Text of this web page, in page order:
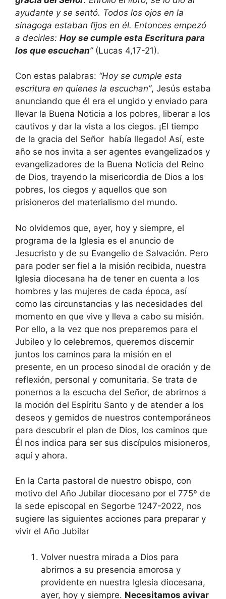
ayudante y se sentó. Todos los ojos en la
sinagoga estaban fijos en él. Entonces empezó
a decirles: Hoy se cumple esta Escritura para
los que escuchan”(Lucas 4,17-21).
Con estas palabras: “Hoy se cumple esta
escritura en quienes la escuchan”, Jesús estaba
anunciando que él era el ungido y enviado para
llevar la Buena Noticia a los pobres, liberar a los
cautivos y dar la vista a los ciegos. ¡El tiempo
de la gracia del Señor había llegado! Así, este
año se nos invita a ser agentes evangelizados y
evangelizadores de la Buena Noticia del Reino
de Dios, trayendo la misericordia de Dios a los
pobres, los ciegos y aquellos que son
prisioneros del materialismo del mundo.
No olvidemos que, ayer, hoy y siempre, el
programa de la Iglesia es el anuncio de
Jesucristo y de su Evangelio de Salvación. Pero
para poder ser fiel a la misión recibida, nuestra
Iglesia diocesana ha de tener en cuenta a los
hombres y las mujeres de cada época, así
como las circunstancias y las necesidades del
momento en que vive y lleva a cabo su misión.
Por ello, a la vez que nos preparemos para el
Jubileo y lo celebremos, queremos discernir
juntos los caminos para la misión en el
presente, en un proceso sinodal de oración y de
reflexión, personal y comunitaria. Se trata de
ponernos a la escucha del Señor, de abrirnos a
la moción del Espíritu Santo y de atender a los
deseos y gemidos de nuestros contemporáneos
para descubrir el plan de Dios, los caminos que
Él nos indica para ser sus discípulos misioneros,
aquí y ahora.
En la Carta pastoral de nuestro obispo, con
motivo del Año Jubilar diocesano por el 775º de
la sede episcopal en Segorbe 1247-2022, nos
sugiere las siguientes acciones para preparar y
vivir el Año Jubilar
Volver nuestra mirada a Dios para
abrirnos a su presencia amorosa y
providente en nuestra Iglesia diocesana,
ayer, hoy y siempre. Necesitamos avivar